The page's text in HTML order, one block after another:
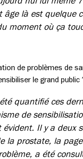
là est quelque
moment où ça
de problèmes de
le grand public
quantifié ces
de
évident. Il y a deux
la prostate, la
a été